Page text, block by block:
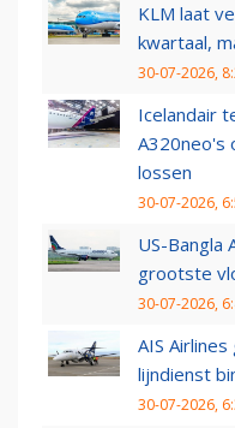
KLM laat
kwartaal,
30-07-2026,
Icelandair
A320neo's
lossen
30-07-2026,
US-Bangla
grootste
30-07-2026,
AIS
lijndienst
30-07-2026,